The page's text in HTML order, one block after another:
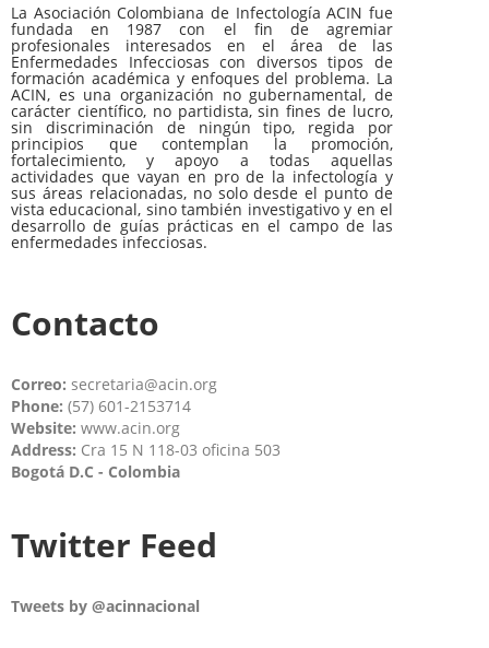
La Asociación Colombiana de Infectología ACIN fue
fundada en 1987 con el fin de agremiar
profesionales interesados en el área de las
Enfermedades Infecciosas con diversos tipos de
formación académica y enfoques del problema. La
ACIN, es una organización no gubernamental, de
carácter científico, no partidista, sin fines de lucro,
sin discriminación de ningún tipo, regida por
principios que contemplan la promoción,
fortalecimiento, y apoyo a todas aquellas
actividades que vayan en pro de la infectología y
sus áreas relacionadas, no solo desde el punto de
vista educacional, sino también investigativo y en el
desarrollo de guías prácticas en el campo de las
enfermedades infecciosas.
Contacto
Correo: secretaria@acin.org
Phone: (57) 601-2153714
Website: www.acin.org
Address: Cra 15 N 118-03 oficina 503
Bogotá D.C - Colombia
Twitter Feed
Tweets by @acinnacional